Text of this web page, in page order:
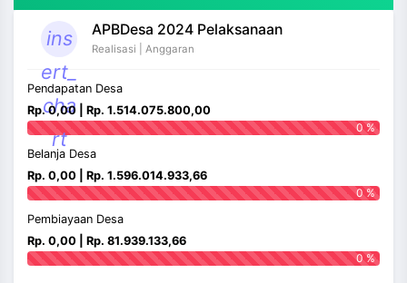
ins
ert_
cha
rt
APBDesa 2024 Pelaksanaan
Realisasi | Anggaran
Pendapatan Desa
Rp. 0,00 | Rp. 1.514.075.800,00
0 %
Belanja Desa
Rp. 0,00 | Rp. 1.596.014.933,66
0 %
Pembiayaan Desa
Rp. 0,00 | Rp. 81.939.133,66
0 %